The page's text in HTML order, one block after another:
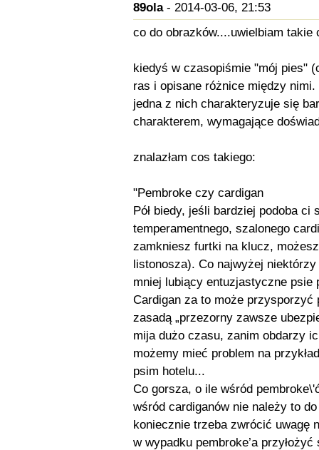
89ola- 2014-03-06, 21:53
co do obrazków....uwielbiam
kiedyś w czasopiśmie "mój pies"
ras i opisane różnice między
jedna z nich charakteryzuje się
charakterem, wymagające
znalazłam cos takiego:
"Pembroke czy cardigan
Pół biedy, jeśli bardziej podoba
temperamentnego, szalonego
zamkniesz furtki na klucz,
listonosza). Co najwyżej
mniej lubiący entuzjastyczne psie
Cardigan za to może przysporzyć
zasadą „przezorny zawsze
mija dużo czasu, zanim obdarzy
możemy mieć problem na
psim hotelu...
Co gorsza, o ile wśród
wśród cardiganów nie należy to
koniecznie trzeba zwrócić uwagę
w wypadku pembroke’a